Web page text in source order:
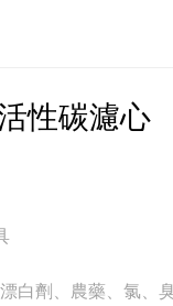
性碳濾心
白劑、農藥、氯、臭